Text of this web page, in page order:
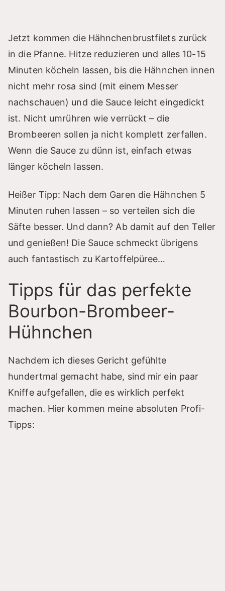
Jetzt kommen die Hähnchenbrustfilets zurück
in die Pfanne. Hitze reduzieren und alles 10-15
Minuten köcheln lassen, bis die Hähnchen innen
nicht mehr rosa sind (mit einem Messer
nachschauen) und die Sauce leicht eingedickt
ist. Nicht umrühren wie verrückt – die
Brombeeren sollen ja nicht komplett zerfallen.
Wenn die Sauce zu dünn ist, einfach etwas
länger köcheln lassen.
Heißer Tipp: Nach dem Garen die Hähnchen 5
Minuten ruhen lassen – so verteilen sich die
Säfte besser. Und dann? Ab damit auf den Teller
und genießen! Die Sauce schmeckt übrigens
auch fantastisch zu Kartoffelpüree…
Tipps für das perfekte
Bourbon-Brombeer-
Hühnchen
Nachdem ich dieses Gericht gefühlte
hundertmal gemacht habe, sind mir ein paar
Kniffe aufgefallen, die es wirklich perfekt
machen. Hier kommen meine absoluten Profi-
Tipps: